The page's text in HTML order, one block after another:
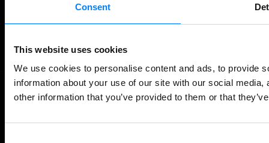
Consent
This website uses cookies
We use cookies to personalise content and ads, to provide
information about your use of our site with our social
other information that you’ve provided to them or that
©NEWS ABOUT GLOBAL E-INVOICINGALL RIGHTS RESERVED.